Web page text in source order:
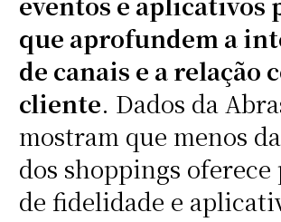
que aprofundem a
de canais e a relação
cliente. Dados da
mostram que menos
dos shoppings
de fidelidade e